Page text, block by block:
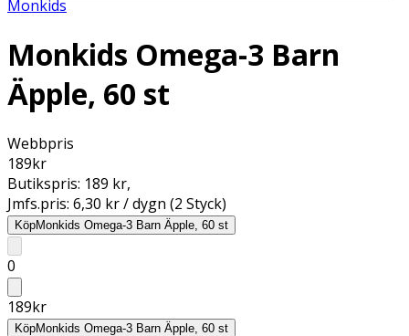
Monkids
Monkids Omega-3 Barn
Äpple, 60 st
Webbpris
189kr
Butikspris: 189 kr,
Jmfs.pris: 6,30 kr / dygn (2 Styck)
KöpMonkids Omega-3 Barn Äpple, 60 st
0
189kr
KöpMonkids Omega-3 Barn Äpple, 60 st